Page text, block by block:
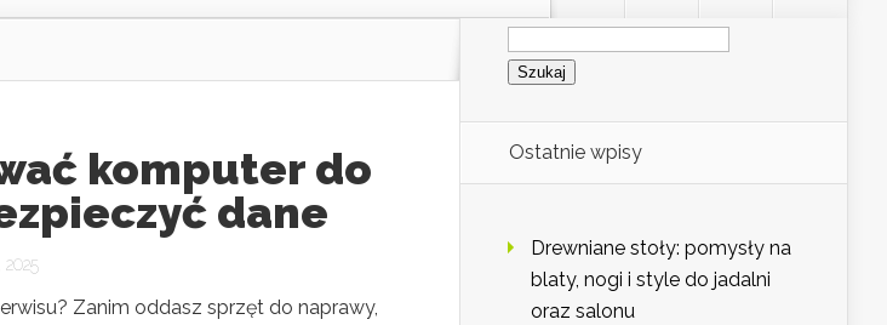
komputer do
dane
Zanim oddasz sprzęt do naprawy,
Szukaj:
Ostatnie wpisy
Drewniane stoły: pomysły na
blaty, nogi i style do jadalni
oraz salonu